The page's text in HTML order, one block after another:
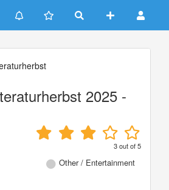
2025 -
3out of5
Other / Entertainment